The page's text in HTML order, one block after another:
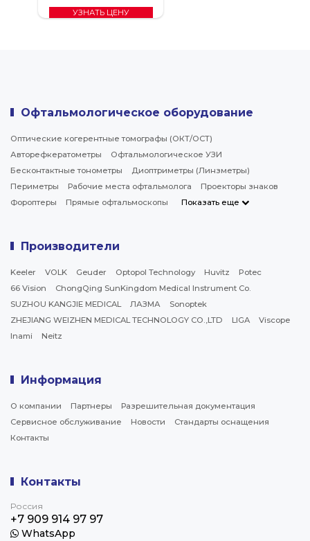
УЗНАТЬ ЦЕНУ
Офтальмологическое оборудование
Оптические когерентные томографы (ОКТ/ОСТ)
Авторефкератометры
Офтальмологическое УЗИ
Бесконтактные тонометры
Диоптриметры (Линзметры)
Периметры
Рабочие места офтальмолога
Проекторы знаков
Фороптеры
Прямые офтальмоскопы Показать еще
Производители
Keeler VOLK Geuder Optopol Technology Huvitz
Potec
66 Vision
ChongQing SunKingdom Medical Instrument Co.
SUZHOU KANGJIE MEDICAL
ЛАЗМА
Sonoptek
ZHEJIANG WEIZHEN MEDICAL TECHNOLOGY CO.,LTD
LIGA
Viscope
Inami
Neitz
Информация
О компании Партнеры
Разрешительная документация
Сервисное обслуживание
Новости
Стандарты оснащения
Контакты
Контакты
Россия
+7 909 914 97 97
WhatsApp